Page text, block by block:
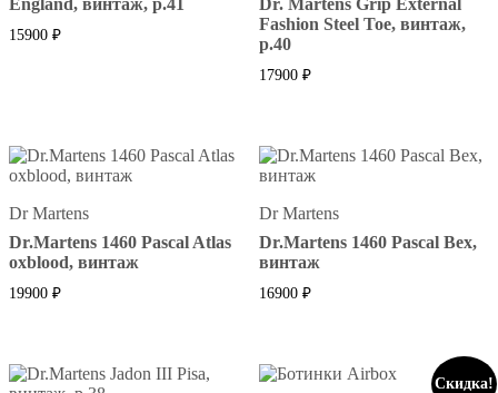
England, винтаж, р.41
15900 ₽
Dr. Martens Grip External
Fashion Steel Toe, винтаж,
р.40
17900 ₽
Dr Martens
Dr.Martens 1460 Pascal Atlas
oxblood, винтаж
19900 ₽
Dr Martens
Dr.Martens 1460 Pascal Bex,
винтаж
16900 ₽
Скидка!